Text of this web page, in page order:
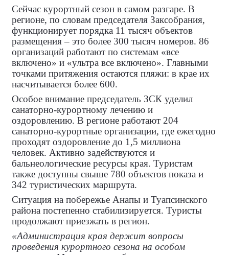
Сейчас курортный сезон в самом разгаре. В
регионе, по словам председателя Заксобрания,
функционирует порядка 11 тысяч объектов
размещения – это более 300 тысяч номеров. 86
организаций работают по системам «все
включено» и «ультра все включено». Главными
точками притяжения остаются пляжи: в крае их
насчитывается более 600.
Особое внимание председатель ЗСК уделил
санаторно‑курортному лечению и
оздоровлению. В регионе работают 204
санаторно‑курортные организации, где ежегодно
проходят оздоровление до 1,5 миллиона
человек. Активно задействуются и
бальнеологические ресурсы края. Туристам
также доступны свыше 780 объектов показа и
342 туристических маршрута.
Ситуация на побережье Анапы и Туапсинского
района постепенно стабилизируется. Туристы
продолжают приезжать в регион.
«Администрация края держит вопросы
проведения курортного сезона на особом